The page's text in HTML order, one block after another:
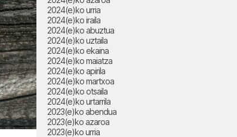
2024(e)ko urria
2024(e)ko iraila
2024(e)ko abuztua
2024(e)ko uztaila
2024(e)ko ekaina
2024(e)ko maiatza
2024(e)ko apirila
2024(e)ko martxoa
2024(e)ko otsaila
2024(e)ko urtarrila
2023(e)ko abendua
2023(e)ko azaroa
2023(e)ko urria